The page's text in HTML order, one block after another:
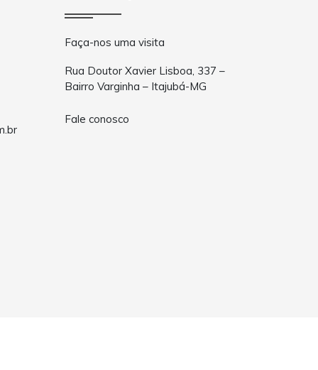
Faça-nos uma visita
Rua Doutor Xavier Lisboa, 337 –
Bairro Varginha – Itajubá-MG
Fale conosco